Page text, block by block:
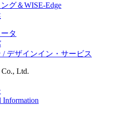
グ＆WISE-Edge
タ
デザインイン・サービス
Ltd.
Information